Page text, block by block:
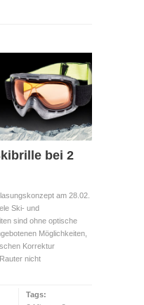
bei 2
am 28.02.
Ski- und
sind ohne optische
Möglichkeiten,
Korrektur
nicht
Tags: